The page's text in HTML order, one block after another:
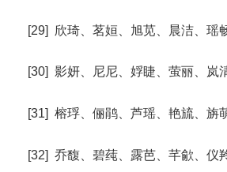
[29] 欣琦、茗姮、旭苋、晨洁、瑶
[30] 影妍、尼尼、娐睫、萤丽、岚
[31] 榕琈、俪鹃、芦瑶、艳旈、旃
[32] 乔馥、碧莼、露芭、芊歈、仪